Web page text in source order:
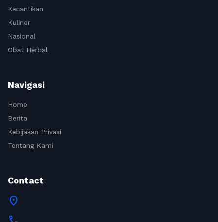
Kecantikan
Kuliner
Nasional
Obat Herbal
Navigasi
Home
Berita
Kebijakan Privasi
Tentang Kami
Contact
location_on